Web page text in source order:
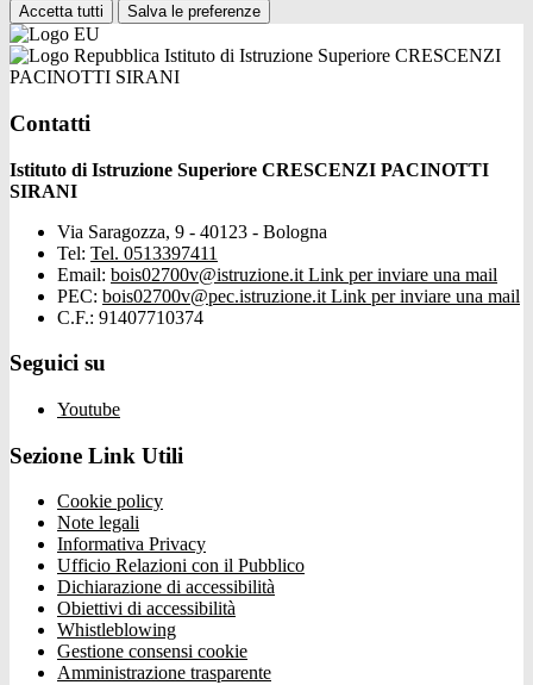
Accetta tutti Salva le preferenze
Istituto di Istruzione Superiore CRESCENZI
PACINOTTI SIRANI
Contatti
Istituto di Istruzione Superiore CRESCENZI PACINOTTI
SIRANI
Via Saragozza, 9 - 40123 - Bologna
Tel: Tel. 0513397411
Email: bois02700v@istruzione.it Link per inviare una mail
PEC: bois02700v@pec.istruzione.it Link per inviare una mail
C.F.: 91407710374
Seguici su
Youtube
Sezione Link Utili
Cookie policy
Note legali
Informativa Privacy
Ufficio Relazioni con il Pubblico
Dichiarazione di accessibilità
Obiettivi di accessibilità
Whistleblowing
Gestione consensi cookie
Amministrazione trasparente